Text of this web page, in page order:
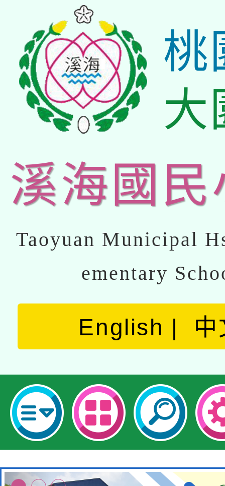
桃
大
溪海國民
Taoyuan Municipal
ementary
English 中